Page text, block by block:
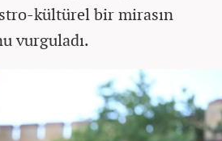
kültürel bir mirasın
vurguladı.